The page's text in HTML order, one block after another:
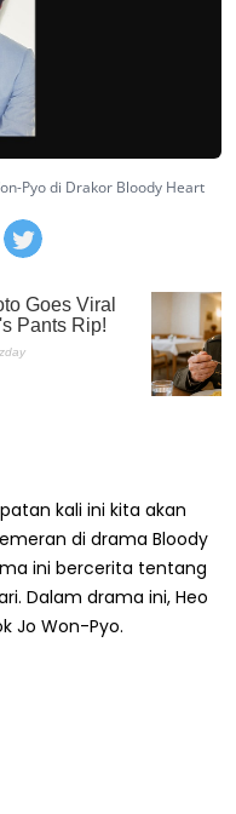
Pyo di Drakor Bloody Heart
kali ini kita akan
di drama Bloody
ini bercerita tentang
Dalam drama ini, Heo
Jo Won-Pyo.